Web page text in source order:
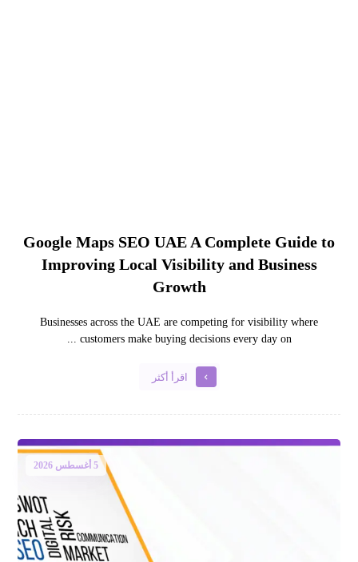
Google Maps SEO UAE A Complete Guide to
Improving Local Visibility and Business
Growth
Businesses across the UAE are competing for visibility where
customers make buying decisions every day on ...
اقرأ أكثر
5 أغسطس 2026